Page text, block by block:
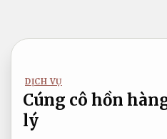
nội
DỊCH VỤ
Cúng cô hồn
lý